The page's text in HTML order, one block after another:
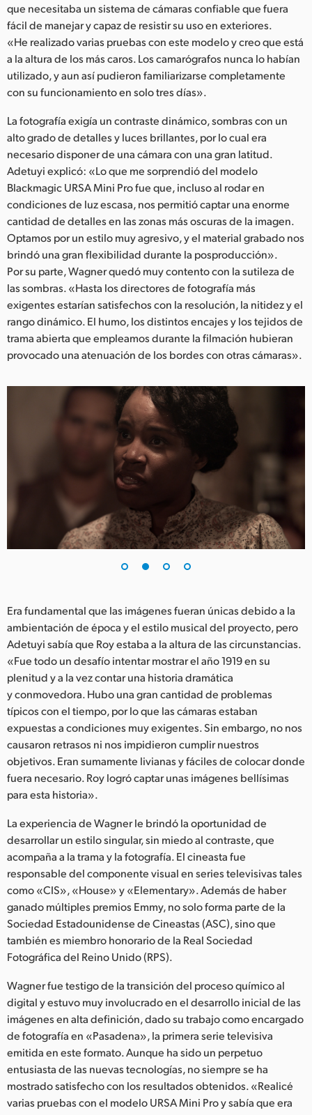
Singapore
South Africa
España
Chinese Taipei
Turkey
UAE
Ukraine
United Kingdom
United States
que necesitaba un sistema de cámaras confiable que fuera
fácil de manejar y capaz de resistir su uso en exteriores.
«He realizado varias pruebas con este modelo y creo que está
a la altura de los más caros. Los camarógrafos nunca lo habían
utilizado, y aun así pudieron familiarizarse completamente
con su funcionamiento en solo tres días».
La fotografía exigía un contraste dinámico, sombras con un
alto grado de detalles y luces brillantes, por lo cual era
necesario disponer de una cámara con una gran latitud.
Adetuyi explicó: «Lo que me sorprendió del modelo
Blackmagic URSA Mini Pro fue que, incluso al rodar en
condiciones de luz escasa, nos permitió captar una enorme
cantidad de detalles en las zonas más oscuras de la imagen.
Optamos por un estilo muy agresivo, y el material grabado nos
brindó una gran flexibilidad durante la posproducción».
Por su parte, Wagner quedó muy contento con la sutileza de
las sombras. «Hasta los directores de fotografía más
exigentes estarían satisfechos con la resolución, la nitidez y el
rango dinámico. El humo, los distintos encajes y los tejidos de
trama abierta que empleamos durante la filmación hubieran
provocado una atenuación de los bordes con otras cámaras».
Era fundamental que las imágenes fueran únicas debido a la
ambientación de época y el estilo musical del proyecto, pero
Adetuyi sabía que Roy estaba a la altura de las circunstancias.
«Fue todo un desafío intentar mostrar el año 1919 en su
plenitud y a la vez contar una historia dramática
y conmovedora. Hubo una gran cantidad de problemas
típicos con el tiempo, por lo que las cámaras estaban
expuestas a condiciones muy exigentes. Sin embargo, no nos
causaron retrasos ni nos impidieron cumplir nuestros
objetivos. Eran sumamente livianas y fáciles de colocar donde
fuera necesario. Roy logró captar unas imágenes bellísimas
para esta historia».
La experiencia de Wagner le brindó la oportunidad de
desarrollar un estilo singular, sin miedo al contraste, que
acompaña a la trama y la fotografía. El cineasta fue
responsable del componente visual en series televisivas tales
como «CIS», «House» y «Elementary». Además de haber
ganado múltiples premios Emmy, no solo forma parte de la
Sociedad Estadounidense de Cineastas (ASC), sino que
también es miembro honorario de la Real Sociedad
Fotográfica del Reino Unido (RPS).
Wagner fue testigo de la transición del proceso químico al
digital y estuvo muy involucrado en el desarrollo inicial de las
imágenes en alta definición, dado su trabajo como encargado
de fotografía en «Pasadena», la primera serie televisiva
emitida en este formato. Aunque ha sido un perpetuo
entusiasta de las nuevas tecnologías, no siempre se ha
mostrado satisfecho con los resultados obtenidos. «Realicé
varias pruebas con el modelo URSA Mini Pro y sabía que era